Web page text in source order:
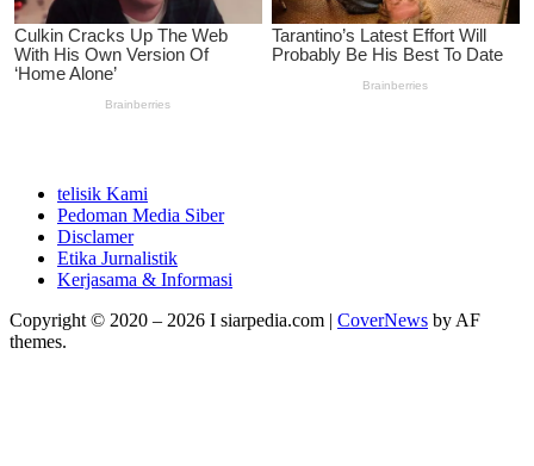
telisik Kami
Pedoman Media Siber
Disclamer
Etika Jurnalistik
Kerjasama & Informasi
Copyright © 2020 – 2026 I siarpedia.com | CoverNews by AF
themes.